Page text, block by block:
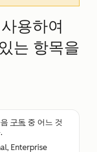
용하여
는 항목을
구독 중 어느 것
Enterprise